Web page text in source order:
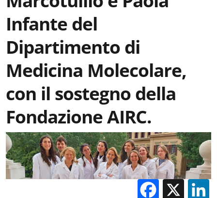
Infante del
Dipartimento di
Medicina Molecolare,
con il sostegno della
Fondazione AIRC.
X